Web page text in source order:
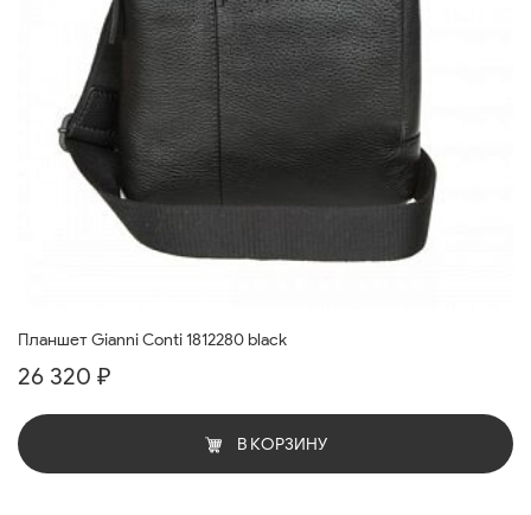
Планшет Gianni Conti 1812280 black
26 320 ₽
В КОРЗИНУ